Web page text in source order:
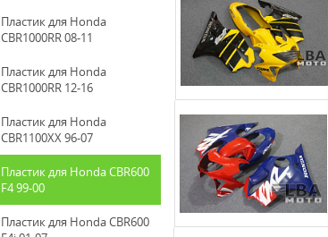
Пластик для Honda
CBR1000RR 08-11
Пластик для Honda
CBR1000RR 12-16
Пластик для Honda
CBR1100XX 96-07
Пластик для Honda CBR600
F4 99-00
Пластик для Honda CBR600